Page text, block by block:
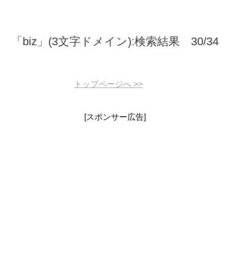
「biz」(3文字ドメイン):検索結果 30/34
トップページへ >>
[スポンサー広告]